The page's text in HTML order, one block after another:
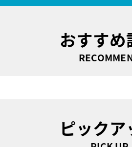
おすすめ
ピックア